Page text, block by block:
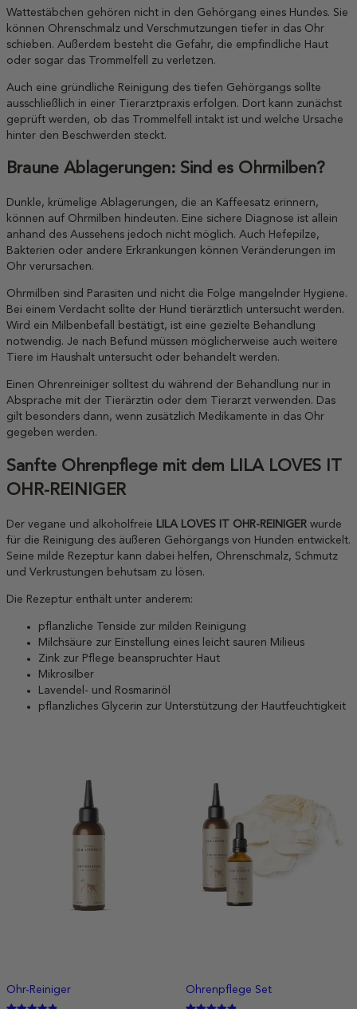
Wattestäbchen gehören nicht in den Gehörgang eines Hundes. Sie
können Ohrenschmalz und Verschmutzungen tiefer in das Ohr
schieben. Außerdem besteht die Gefahr, die empfindliche Haut
oder sogar das Trommelfell zu verletzen.
Auch eine gründliche Reinigung des tiefen Gehörgangs sollte
ausschließlich in einer Tierarztpraxis erfolgen. Dort kann zunächst
geprüft werden, ob das Trommelfell intakt ist und welche Ursache
hinter den Beschwerden steckt.
Braune Ablagerungen: Sind es Ohrmilben?
Dunkle, krümelige Ablagerungen, die an Kaffeesatz erinnern,
können auf Ohrmilben hindeuten. Eine sichere Diagnose ist allein
anhand des Aussehens jedoch nicht möglich. Auch Hefepilze,
Bakterien oder andere Erkrankungen können Veränderungen im
Ohr verursachen.
Ohrmilben sind Parasiten und nicht die Folge mangelnder Hygiene.
Bei einem Verdacht sollte der Hund tierärztlich untersucht werden.
Wird ein Milbenbefall bestätigt, ist eine gezielte Behandlung
notwendig. Je nach Befund müssen möglicherweise auch weitere
Tiere im Haushalt untersucht oder behandelt werden.
Einen Ohrenreiniger solltest du während der Behandlung nur in
Absprache mit der Tierärztin oder dem Tierarzt verwenden. Das
gilt besonders dann, wenn zusätzlich Medikamente in das Ohr
gegeben werden.
Sanfte Ohrenpflege mit dem LILA LOVES IT
OHR-REINIGER
Der vegane und alkoholfreie LILA LOVES IT OHR-REINIGER wurde
für die Reinigung des äußeren Gehörgangs von Hunden entwickelt.
Seine milde Rezeptur kann dabei helfen, Ohrenschmalz, Schmutz
und Verkrustungen behutsam zu lösen.
Die Rezeptur enthält unter anderem:
pflanzliche Tenside zur milden Reinigung
Milchsäure zur Einstellung eines leicht sauren Milieus
Zink zur Pflege beanspruchter Haut
Mikrosilber
Lavendel- und Rosmarinöl
pflanzliches Glycerin zur Unterstützung der Hautfeuchtigkeit
Ohr-Reiniger Ohrenpflege Set